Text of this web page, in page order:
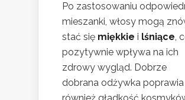
Po zastosowaniu
mieszanki, włosy mogą
stać się miękkie i lśniące,
pozytywnie wpływa na ich
zdrowy wygląd. Dobrze
dobrana odżywka poprawia